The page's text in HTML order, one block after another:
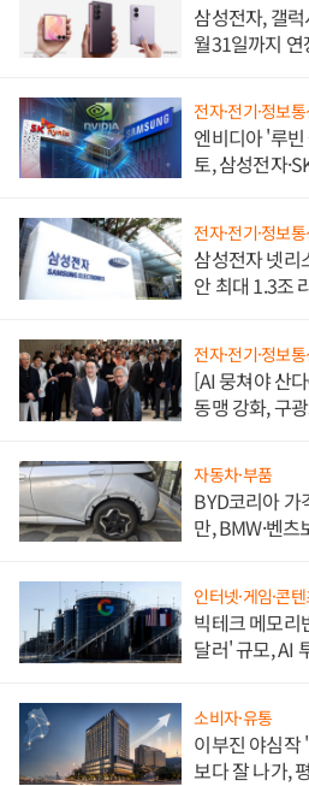
삼성전자, 갤
월31일까지 연
전자·전기·정보통
엔비디아 '루
토, 삼성전자
전자·전기·정보통
삼성전자 넷리
안 최대 1.3조
전자·전기·정보통
[AI 뭉쳐야 산
동맹 강화, 구
자동차·부품
BYD코리아 가
만, BMW·벤
인터넷·게임·콘
빅테크 메모리
달러' 규모, AI
소비자·유통
이부진 야심작
보다 잘 나가,